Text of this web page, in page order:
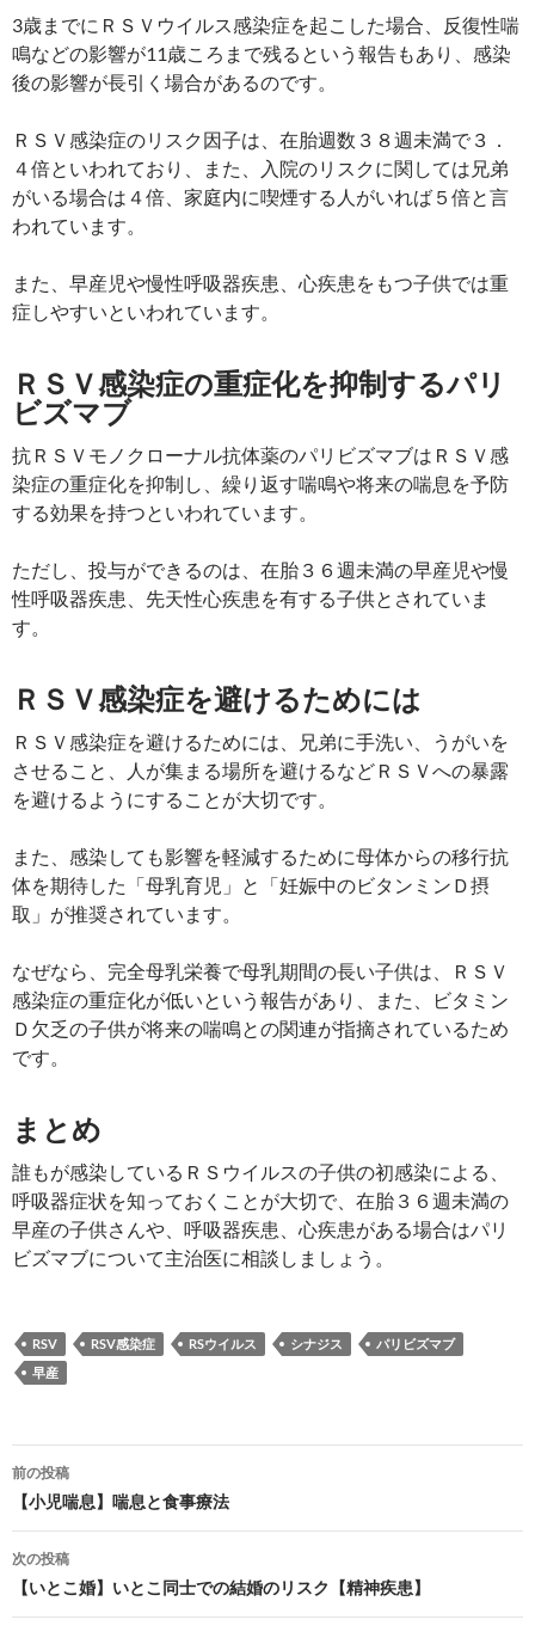
3歳までにＲＳＶウイルス感染症を起こした場合、反復性喘
鳴などの影響が11歳ころまで残るという報告もあり、感染
後の影響が長引く場合があるのです。
ＲＳＶ感染症のリスク因子は、在胎週数３８週未満で３．
４倍といわれており、また、入院のリスクに関しては兄弟
がいる場合は４倍、家庭内に喫煙する人がいれば５倍と言
われています。
また、早産児や慢性呼吸器疾患、心疾患をもつ子供では重
症しやすいといわれています。
ＲＳＶ感染症の重症化を抑制するパリ
ビズマブ
抗ＲＳＶモノクローナル抗体薬のパリビズマブはＲＳＶ感
染症の重症化を抑制し、繰り返す喘鳴や将来の喘息を予防
する効果を持つといわれています。
ただし、投与ができるのは、在胎３６週未満の早産児や慢
性呼吸器疾患、先天性心疾患を有する子供とされていま
す。
ＲＳＶ感染症を避けるためには
ＲＳＶ感染症を避けるためには、兄弟に手洗い、うがいを
させること、人が集まる場所を避けるなどＲＳＶへの暴露
を避けるようにすることが大切です。
また、感染しても影響を軽減するために母体からの移行抗
体を期待した「母乳育児」と「妊娠中のビタンミンＤ摂
取」が推奨されています。
なぜなら、完全母乳栄養で母乳期間の長い子供は、ＲＳＶ
感染症の重症化が低いという報告があり、また、ビタミン
Ｄ欠乏の子供が将来の喘鳴との関連が指摘されているため
です。
まとめ
誰もが感染しているＲＳウイルスの子供の初感染による、
呼吸器症状を知っておくことが大切で、在胎３６週未満の
早産の子供さんや、呼吸器疾患、心疾患がある場合はパリ
ビズマブについて主治医に相談しましょう。
RSV RSV感染症 RSウイルス シナジス
パリビズマブ
早産
投
稿
ナ
ビ
前の投稿
【小児喘息】喘息と食事療法
次の投稿
【いとこ婚】いとこ同士での結婚のリスク【精神疾患】